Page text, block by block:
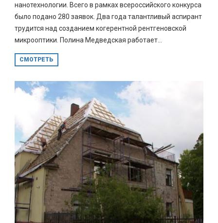
нанотехнологии. Всего в рамках всероссийского конкурса
было подано 280 заявок. Два года талантливый аспирант
трудится над созданием когерентной рентгеновской
микрооптики. Полина Медведская работает...
СМОТРЕТЬ